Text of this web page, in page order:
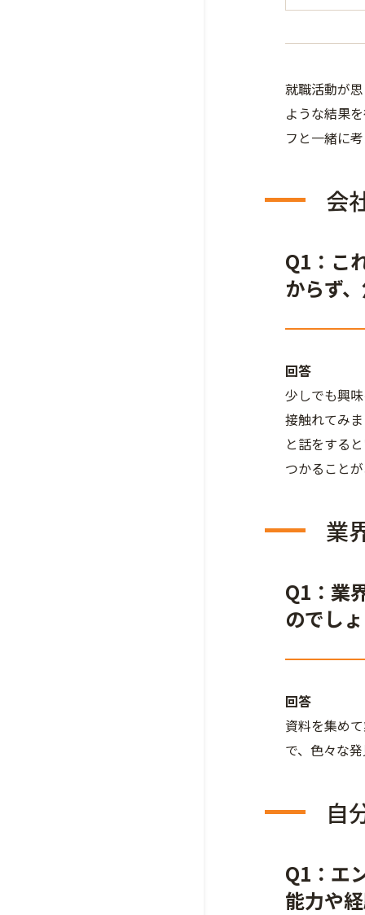
就職活動が
ような結果
フと一緒に
会
Q1：こ
からず
回答
少しでも興
接触れてみ
と話をする
つかること
業
Q1：業
のでし
回答
資料を集め
で、色々な
自
Q1：エ
能力や